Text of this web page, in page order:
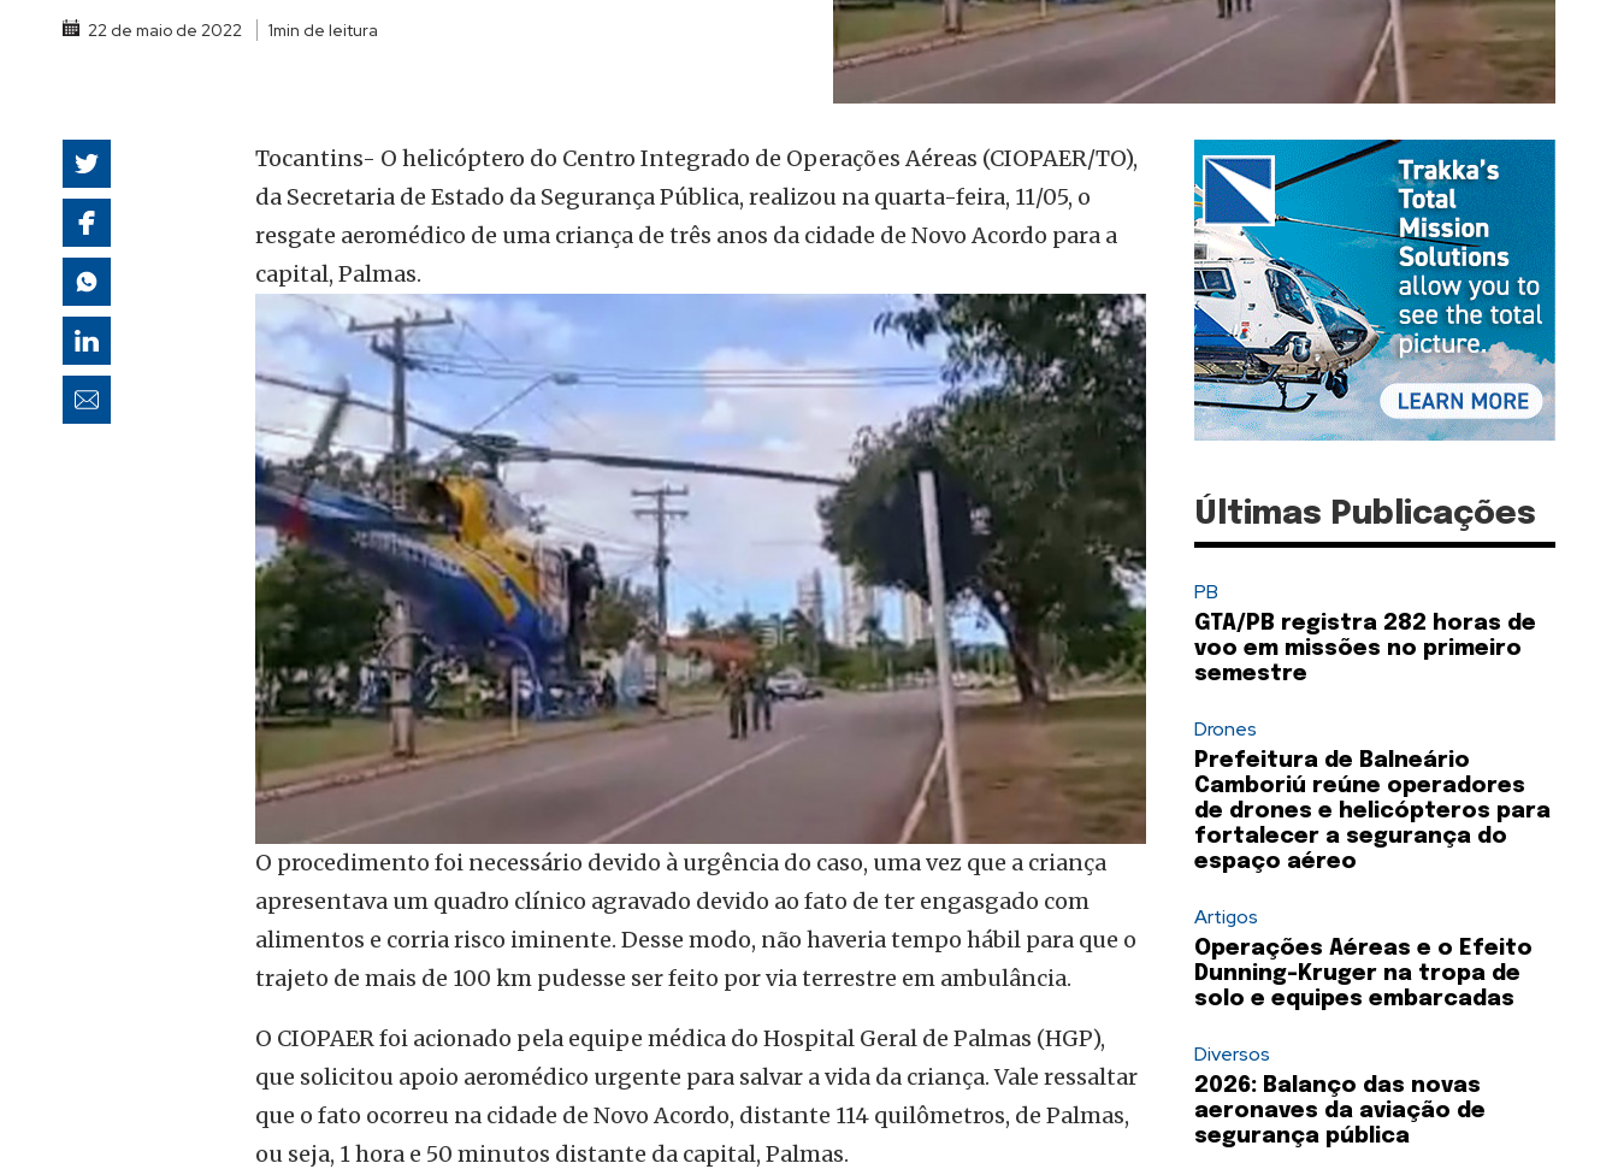
22 de maio de 2022 1min de leitura
Tocantins- O helicóptero do Centro Integrado de Operações Aéreas (CIOPAER/TO),
da Secretaria de Estado da Segurança Pública, realizou na quarta-feira, 11/05, o
resgate aeromédico de uma criança de três anos da cidade de Novo Acordo para a
capital, Palmas.
O procedimento foi necessário devido à urgência do caso, uma vez que a criança
apresentava um quadro clínico agravado devido ao fato de ter engasgado com
alimentos e corria risco iminente. Desse modo, não haveria tempo hábil para que o
trajeto de mais de 100 km pudesse ser feito por via terrestre em ambulância.
O CIOPAER foi acionado pela equipe médica do Hospital Geral de Palmas (HGP),
que solicitou apoio aeromédico urgente para salvar a vida da criança. Vale ressaltar
que o fato ocorreu na cidade de Novo Acordo, distante 114 quilômetros, de Palmas,
ou seja, 1 hora e 50 minutos distante da capital, Palmas.
Últimas Publicações
PB
GTA/PB registra 282 horas de
voo em missões no primeiro
semestre
Drones
Prefeitura de Balneário
Camboriú reúne operadores
de drones e helicópteros para
fortalecer a segurança do
espaço aéreo
Artigos
Operações Aéreas e o Efeito
Dunning-Kruger na tropa de
solo e equipes embarcadas
Diversos
2026: Balanço das novas
aeronaves da aviação de
segurança pública